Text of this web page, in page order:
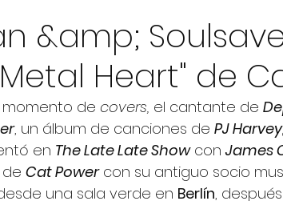
&amp;
Heart" de
de covers, el cantante de
, un álbum de canciones de PJ
en The Late Late Show con James
de Cat Power con su antiguo socio
una sala verde en Berlín,